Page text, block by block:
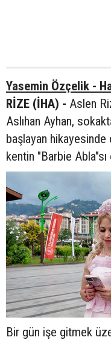
Yasemin Özçelik -
RİZE (İHA) - Aslen
Aslıhan Ayhan,
başlayan
kentin "Barbie Abla"sı
Bir gün işe gitmek